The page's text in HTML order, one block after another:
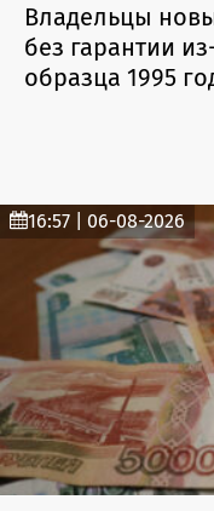
Владельцы
без гарантии
образца 1995
16:57 | 06-08-2026